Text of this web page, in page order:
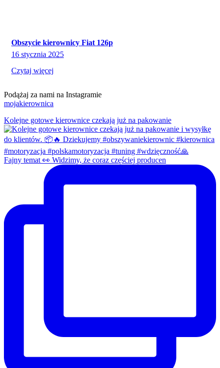
Obszycie kierownicy Fiat 126p
16 stycznia 2025
Czytaj więcej
Podążaj za nami na Instagramie
mojakierownica
Kolejne gotowe kierownice czekają już na pakowanie
Fajny temat 👀 Widzimy, że coraz częściej producen